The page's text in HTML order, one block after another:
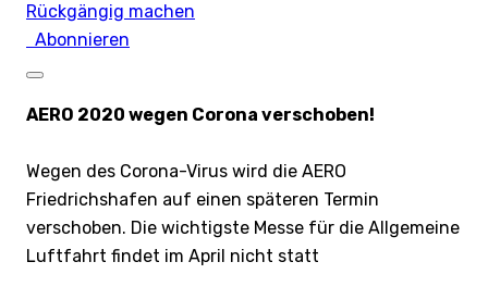
Rückgängig machen
Abonnieren
​AERO 2020 wegen Corona verschoben!​
Wegen des Corona-Virus wird die AERO
Friedrichshafen auf einen späteren Termin
verschoben. Die wichtigste Messe für die Allgemeine
Luftfahrt findet im April nicht statt